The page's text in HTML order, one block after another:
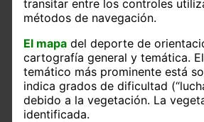
transitar entre los controles
métodos de navegación.
El mapadel deporte de
cartografía general y temática.
temático más prominente está
indica grados de dificultad
debido a la vegetación. La
identificada.